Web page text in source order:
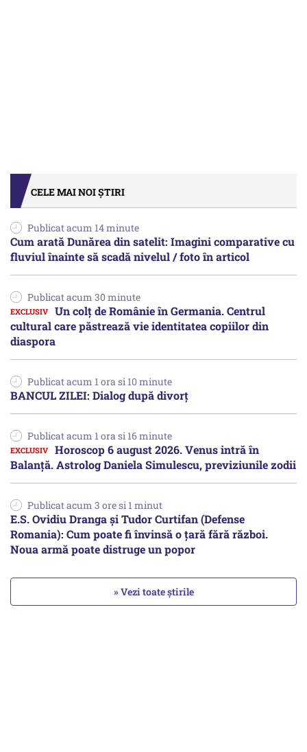
CELE MAI NOI ȘTIRI
Publicat acum 14 minute
Cum arată Dunărea din satelit: Imagini comparative cu
fluviul înainte să scadă nivelul / foto în articol
Publicat acum 30 minute
Un colț de Românie în Germania. Centrul
cultural care păstrează vie identitatea copiilor din
diaspora
Publicat acum 1 ora si 10 minute
BANCUL ZILEI: Dialog după divorț
Publicat acum 1 ora si 16 minute
Horoscop 6 august 2026. Venus intră în
Balanță. Astrolog Daniela Simulescu, previziunile zodii
Publicat acum 3 ore si 1 minut
E.S. Ovidiu Dranga și Tudor Curtifan (Defense
Romania): Cum poate fi învinsă o țară fără război.
Noua armă poate distruge un popor
» Vezi toate știrile